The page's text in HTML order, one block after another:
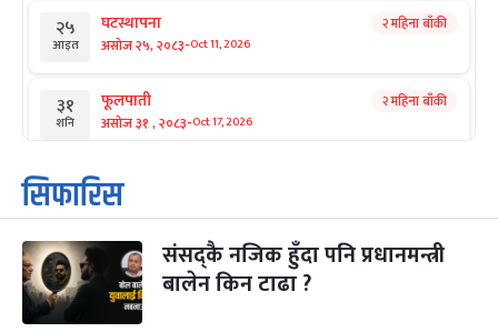
२५
आइत
घटस्थापना
असोज २५, २०८३-Oct 11, 2026
२ महिना बाँकी
३१
शनि
फूलपाती
असोज ३१ , २०८३-Oct 17, 2026
२ महिना बाँकी
१
आइत
कार्तिक सङ्क्रान्ति
कार्तिक १, २०८३
३
मंगल
महानवमी
कार्तिक ३, २०८३-Oct 20, 2026
२ महिना बाँकी
सिफारिस
संसद्कै नजिक हुँदा पनि प्रधानमन्त्री
बालेन किन टाढा ?